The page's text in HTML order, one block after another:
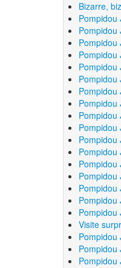
Bizarre,
Pompidou
Pompidou
Pompidou
Pompidou
Pompidou
Pompidou
Pompidou
Pompidou
Pompidou
Pompidou
Pompidou
Pompidou
Pompidou
Pompidou
Pompidou
Pompidou
Pompidou
Visite
Pompidou
Pompidou
Pompidou